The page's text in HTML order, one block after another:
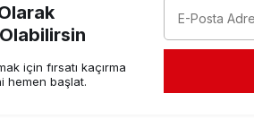
için fırsatı kaçırma
hemen başlat.